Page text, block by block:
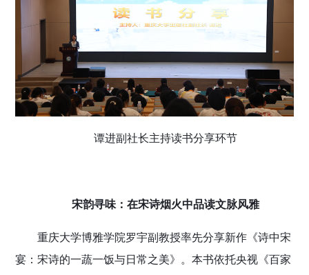
谭进副社长主持读书分享环节
宋韵寻味：在宋诗烟火中品读文脉风雅
重庆大学博雅学院罗宇副教授率先分享新作《诗中宋
宴：宋诗的一蔬一饭与日常之美》。本书依托央视《百家